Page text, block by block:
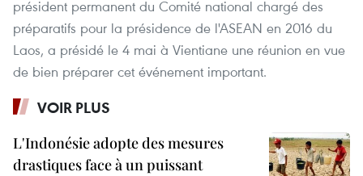
président permanent du Comité national chargé des
préparatifs pour la présidence de l'ASEAN en 2016 du
Laos, a présidé le 4 mai à Vientiane une réunion en vue
de bien préparer cet événement important.
VOIR PLUS
L'Indonésie adopte des mesures
drastiques face à un puissant